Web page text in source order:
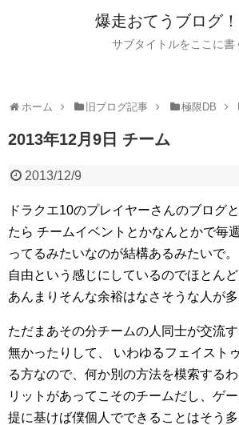
爆走おてうブログ！
サブタイトルをここに書
ホーム 旧ブログ記事 極限DB
2013年12月9日 チーム
2013/12/9
ドラクエ10のプレイヤーさんのブログ
たら チームイベントとかなんとかで毎
ってるみたいなのが結構あるみたいで。
自由という感じにしているのでほとんど
あんまりそんな余裕はなさそうな人が多
ただまあその分チームの人同士が交流
無かったりして、
いわゆるフェイスト
る方なので、何か別の方法を模索するわ
リットがあってこそのチームだし、ゲー
提に基けば僕個人でできることはそう